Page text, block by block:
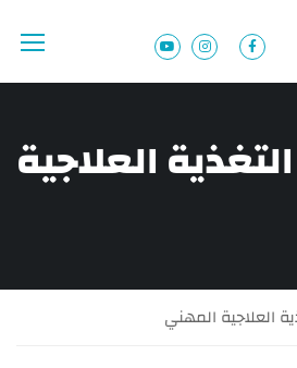
العلاجية
العلاجية المهني